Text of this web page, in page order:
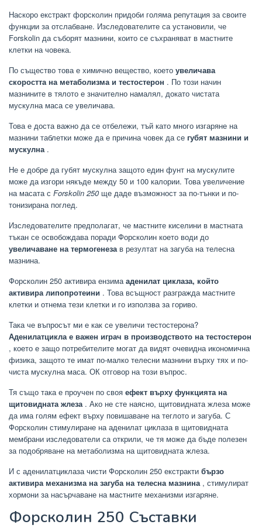
Наскоро екстракт форсколин придоби голяма репутация за своите
функции за отслабване. Изследователите са установили, че
Forskolin да съборят мазнини, които се съхраняват в мастните
клетки на човека.
По същество това е химично вещество, което увеличава
скоростта на метаболизма и тестостерон . По този начин
мазнините в тялото е значително намалял, докато чистата
мускулна маса се увеличава.
Това е доста важно да се отбележи, тъй като много изгаряне на
мазнини таблетки може да е причина човек да се губят мазнини и
мускулна .
Не е добре да губят мускулна защото един фунт на мускулите
може да изгори някъде между 50 и 100 калории. Това увеличение
на масата с Forskolin 250 ще даде възможност за по-тънки и по-
тонизирана поглед.
Изследователите предполагат, че мастните киселини в мастната
тъкан се освобождава поради Форсколин което води до
увеличаване на термогенеза в резултат на загуба на телесна
мазнина.
Форсколин 250 активира ензима аденилат циклаза, който
активира липопротеини . Това всъщност разгражда мастните
клетки и отнема тези клетки и го използва за гориво.
Така че въпросът ми е как се увеличи тестостерона?
Аденилатцикла е важен играч в производството на тестостерон
, което е защо потребителите могат да видят очевидна икономична
физика, защото те имат по-малко телесни мазнини върху тях и по-
чиста мускулна маса. ОК отговор на този въпрос.
Тя също така е проучен по своя ефект върху функцията на
щитовидната жлеза . Ако не сте наясно, щитовидната жлеза може
да има голям ефект върху повишаване на теглото и загуба. С
Форсколин стимулиране на аденилат циклаза в щитовидната
мембрани изследователи са открили, че тя може да бъде полезен
за подобряване на метаболизма на щитовидната жлеза.
И с аденилатциклаза чисти Форсколин 250 екстракти бързо
активира механизма на загуба на телесна мазнина , стимулират
хормони за насърчаване на мастните механизми изгаряне.
Форсколин 250 Съставки